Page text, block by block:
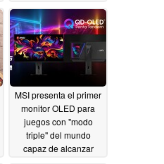
MSI presenta el primer
monitor OLED para
juegos con "modo
triple" del mundo
capaz de alcanzar